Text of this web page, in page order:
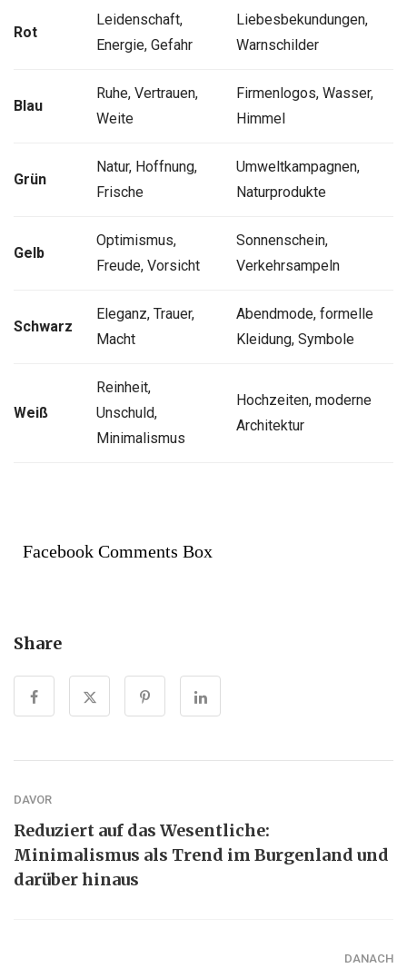
Rot
Leidenschaft,
Energie, Gefahr
Liebesbekundungen,
Warnschilder
Blau
Ruhe, Vertrauen,
Weite
Firmenlogos, Wasser,
Himmel
Grün
Natur, Hoffnung,
Frische
Umweltkampagnen,
Naturprodukte
Gelb
Optimismus,
Freude, Vorsicht
Sonnenschein,
Verkehrsampeln
Schwarz
Eleganz, Trauer,
Macht
Abendmode, formelle
Kleidung, Symbole
Weiß
Reinheit,
Unschuld,
Minimalismus
Hochzeiten, moderne
Architektur
Facebook Comments Box
Share
DAVOR
Reduziert auf das Wesentliche:
Minimalismus als Trend im Burgenland und
darüber hinaus
DANACH